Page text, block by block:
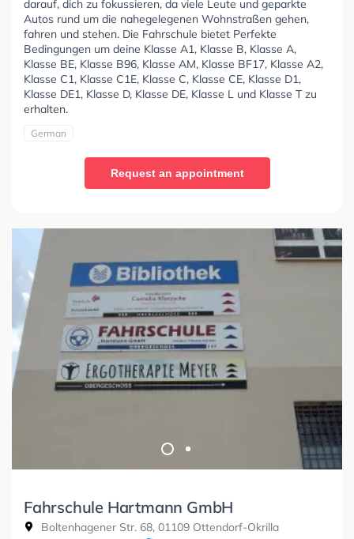
darauf, dich zu fokussieren, da viele Leute und geparkte
Autos rund um die nahegelegenen Wohnstraßen gehen,
fahren und stehen. Die Fahrschule bietet Perfekte
Bedingungen um deine Klasse A1, Klasse B, Klasse A,
Klasse BE, Klasse B96, Klasse AM, Klasse BF17, Klasse A2,
Klasse C1, Klasse C1E, Klasse C, Klasse CE, Klasse D1,
Klasse DE1, Klasse D, Klasse DE, Klasse L und Klasse T zu
erhalten.
German
Request an appointment
Fahrschule Hartmann GmbH
Boltenhagener Str. 68, 01109 Ottendorf-Okrilla